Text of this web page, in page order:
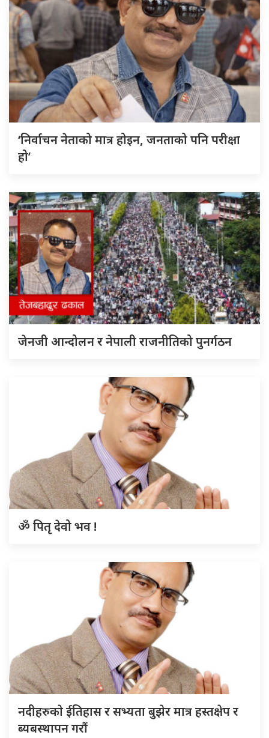
‘निर्वाचन नेताको मात्र होइन, जनताको पनि परीक्षा
हो’
जेनजी आन्दोलन र नेपाली राजनीतिको पुनर्गठन
ॐ पितृ देवो भव !
नदीहरुकाे ईतिहास र सभ्यता बुझेर मात्र हस्तक्षेप र
ब्यबस्थापन गराैं